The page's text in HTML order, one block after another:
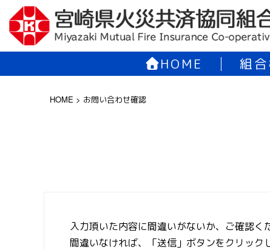
HOME 組
HOME > お問い合わせ確認
入力頂いた内容に間違いがないか、ご確認く
間違いなければ、「送信」ボタンをクリック